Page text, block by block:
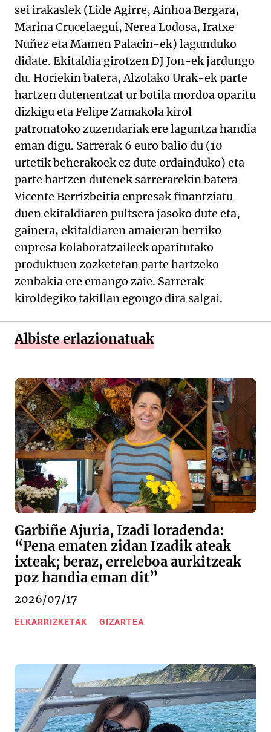
sei irakaslek (Lide Agirre, Ainhoa Bergara,
Marina Crucelaegui, Nerea Lodosa, Iratxe
Nuñez eta Mamen Palacin-ek) lagunduko
didate. Ekitaldia girotzen DJ Jon-ek jardungo
du. Horiekin batera, Alzolako Urak-ek parte
hartzen dutenentzat ur botila mordoa oparitu
dizkigu eta Felipe Zamakola kirol
patronatoko zuzendariak ere laguntza handia
eman digu. Sarrerak 6 euro balio du (10
urtetik beherakoek ez dute ordainduko) eta
parte hartzen dutenek sarrerarekin batera
Vicente Berrizbeitia enpresak finantziatu
duen ekitaldiaren pultsera jasoko dute eta,
gainera, ekitaldiaren amaieran herriko
enpresa kolaboratzaileek oparitutako
produktuen zozketetan parte hartzeko
zenbakia ere emango zaie. Sarrerak
kiroldegiko takillan egongo dira salgai.
Albiste erlazionatuak
Garbiñe Ajuria, Izadi loradenda:
“Pena ematen zidan Izadik ateak
ixteak; beraz, erreleboa aurkitzeak
poz handia eman dit”
2026/07/17
ELKARRIZKETAK GIZARTEA